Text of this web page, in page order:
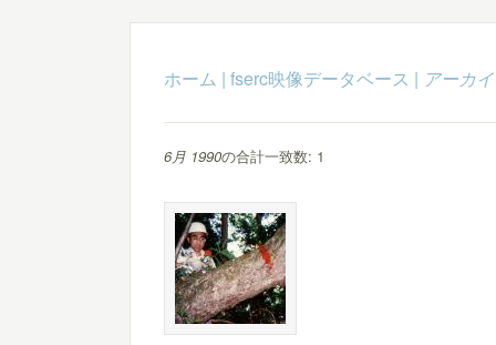
ホーム | fserc映像データベース | アーカ
6月 1990の合計一致数: 1